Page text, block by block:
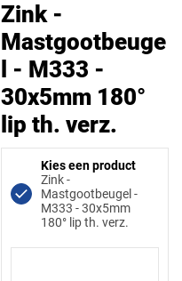
Zink -
Mastgootbeuge
l - M333 -
30x5mm 180°
lip th. verz.
Kies een product
Zink -
Mastgootbeugel -
M333 - 30x5mm
180° lip th. verz.